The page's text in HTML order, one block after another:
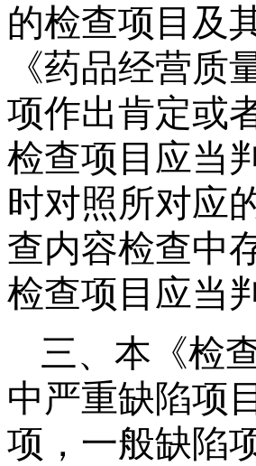
的检查项目及
《药品经营
项作出肯定或
检查项目应当
时对照所对应
查内容检查中
检查项目应当
三、本《检
中严重缺陷项
项，一般缺陷